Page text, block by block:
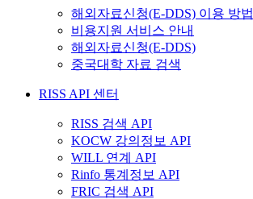
해외자료신청(E-DDS) 이용 방법
비용지원 서비스 안내
해외자료신청(E-DDS)
중국대학 자료 검색
RISS API 센터
RISS 검색 API
KOCW 강의정보 API
WILL 연계 API
Rinfo 통계정보 API
FRIC 검색 API